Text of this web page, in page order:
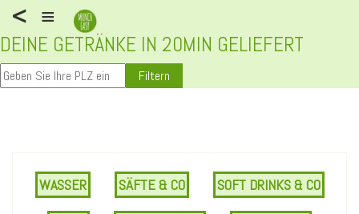
< ≡
DEINE GETRÄNKE IN 20MIN GELIEFERT
Filtern
WASSER SÄFTE & CO SOFT DRINKS & CO